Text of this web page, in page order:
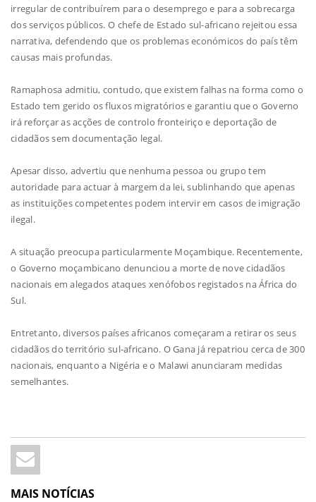
irregular de contribuírem para o desemprego e para a sobrecarga
dos serviços públicos. O chefe de Estado sul-africano rejeitou essa
narrativa, defendendo que os problemas económicos do país têm
causas mais profundas.
Ramaphosa admitiu, contudo, que existem falhas na forma como o
Estado tem gerido os fluxos migratórios e garantiu que o Governo
irá reforçar as acções de controlo fronteiriço e deportação de
cidadãos sem documentação legal.
Apesar disso, advertiu que nenhuma pessoa ou grupo tem
autoridade para actuar à margem da lei, sublinhando que apenas
as instituições competentes podem intervir em casos de imigração
ilegal.
A situação preocupa particularmente Moçambique. Recentemente,
o Governo moçambicano denunciou a morte de nove cidadãos
nacionais em alegados ataques xenófobos registados na África do
Sul.
Entretanto, diversos países africanos começaram a retirar os seus
cidadãos do território sul-africano. O Gana já repatriou cerca de 300
nacionais, enquanto a Nigéria e o Malawi anunciaram medidas
semelhantes.
MAIS NOTÍCIAS